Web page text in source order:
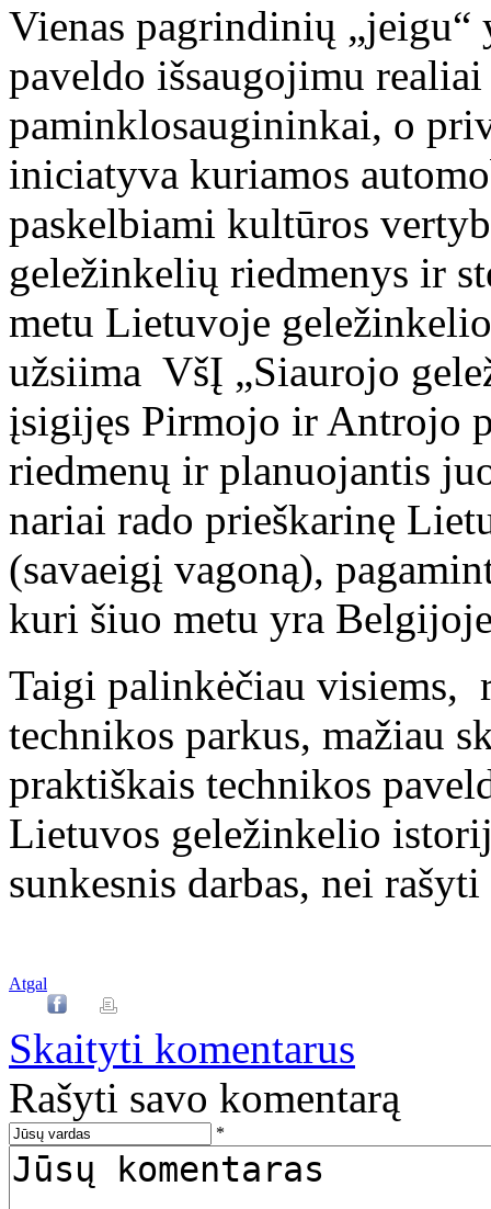
Vienas pagrindinių „jeigu“
paveldo išsaugojimu
paminklosaugininkai, o
iniciatyva kuriamos
paskelbiami kultūros
geležinkelių riedmenys ir
metu Lietuvoje
užsiima VšĮ „Siaurojo
įsigijęs Pirmojo ir Antrojo
riedmenų ir planuojantis
nariai rado prieškarinę
(savaeigį vagoną),
kuri šiuo metu yra
Taigi palinkėčiau visiems,
technikos parkus, mažiau
praktiškais technikos
Lietuvos geležinkelio
sunkesnis darbas, nei
Atgal
Skaityti komentarus
Rašyti savo komentarą
*